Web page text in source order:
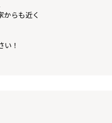
からも近く
！